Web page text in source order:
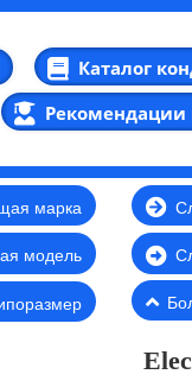
Каталог
Рекомендации
марка
модель